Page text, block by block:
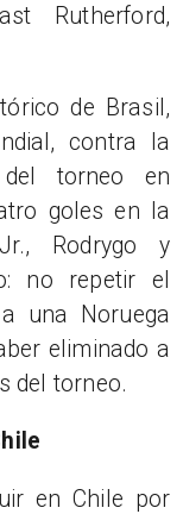
Rutherford,
de Brasil,
contra la
del torneo en
goles en la
Rodrygo y
no repetir el
una Noruega
eliminado a
del torneo.
en Chile por